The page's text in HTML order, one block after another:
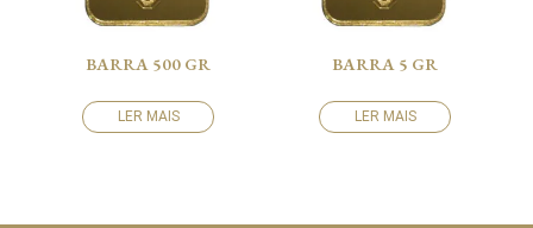
BARRA 500 GR
LER MAIS
BARRA 5 GR
LER MAIS